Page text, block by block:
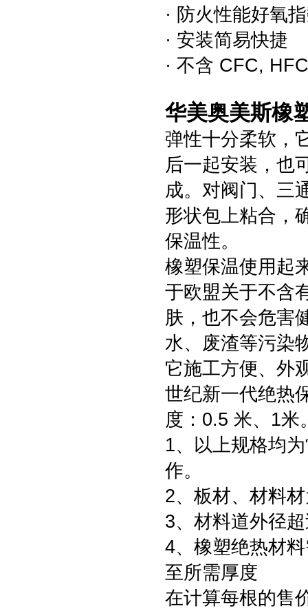
· 防火性能好氧
· 安装简易快捷
· 不含 CFC,
华美奥美斯橡
弹性十分柔软，
后一起安装，也
成。对阀门、三
形状包上粘合，
保温性。
橡塑保温使用起
于欧盟关于不含
肤，也不会危害
水、废渣等污染
它施工方便、外
世纪新一代绝热
度：0.5 米、1米
1、以上规格均
作。
2、板材、材料
3、材料道外径
4、橡塑绝热材
至所需厚度
在计算每根的售